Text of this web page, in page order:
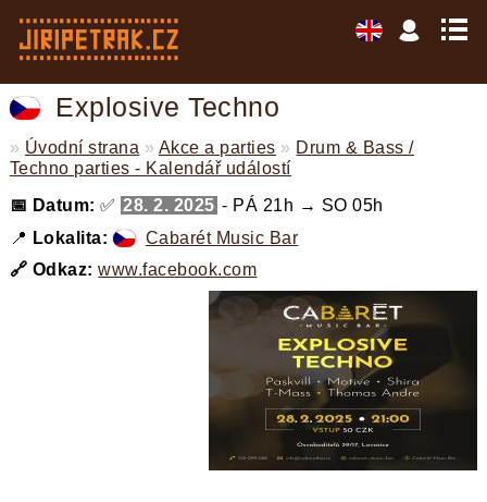
Explosive Techno
» Úvodní strana » Akce a parties » Drum & Bass /
Techno parties - Kalendář událostí
📅 Datum:✅ 28. 2. 2025 - PÁ 21h → SO 05h
📍 Lokalita:
Cabarét Music Bar
🔗 Odkaz: www.facebook.com